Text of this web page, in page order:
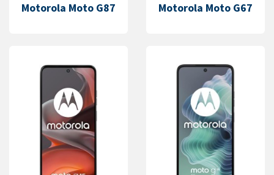
Motorola Moto G87 Motorola Moto G67